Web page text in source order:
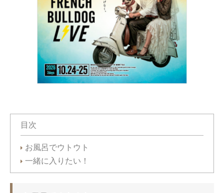
目次
お風呂でウトウト
一緒に入りたい！